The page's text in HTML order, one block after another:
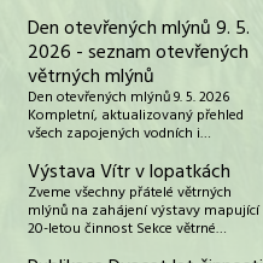
Den otevřených mlýnů 9. 5.
2026 - seznam otevřených
větrných mlýnů
Den otevřených mlýnů 9. 5. 2026
Kompletní, aktualizovaný přehled
všech zapojených vodních i…
Výstava Vítr v lopatkách
Zveme všechny přátelé větrných
mlýnů na zahájení výstavy mapující
20-letou činnost Sekce větrné…